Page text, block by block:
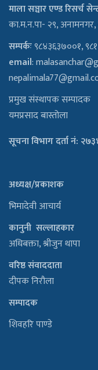
माला सञ्चार एण्ड रिसर्च
का.म.न.पा- २९, अनामनगर,
सम्पर्कः९८४३६३७००१,
email:
प्रमुख संस्थापक सम्पादक
यमप्रसाद बास्तोला
सूचना विभाग दर्ता नं:
अध्यक्ष/प्रकाशक
भिमादेवी आचार्य
कानुनी सल्लाहकार
अधिबक्ता, श्रीजुन थापा
वरिष्ठ संवाददाता
दीपक निरौला
सम्पादक
शिवहरि पाण्डे